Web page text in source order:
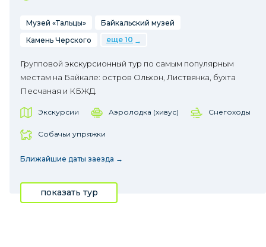
Музей «Тальцы»
Байкальский музей
Камень Черского
еще 10
Групповой экскурсионный тур по самым популярным
местам на Байкале: остров Ольхон, Листвянка, бухта
Песчаная и КБЖД.
Экскурсии Аэролодка (хивус) Снегоходы
Собачьи упряжки
Ближайшие даты заезда →
показать тур